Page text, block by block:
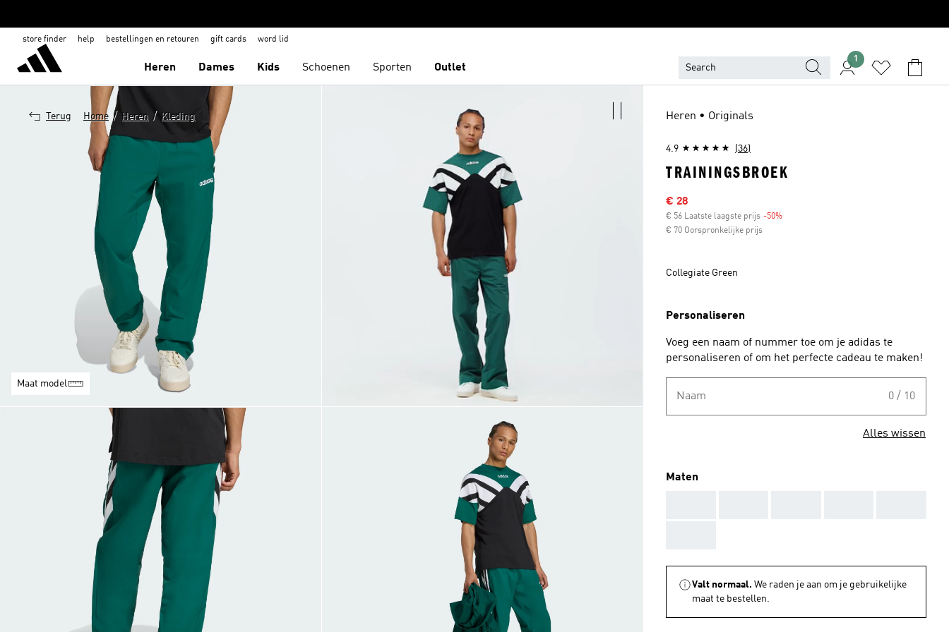
store finder help bestellingen en retouren gift cards word lid
Heren Dames Kids Schoenen Sporten Outlet
1
Terug Home / Heren / Kleding
Maat model
Heren • Originals
4.9 (36)
TRAININGSBROEK
Afgeprijsde prijs
€ 28
€ 56 Laatste laagste prijs -50%
€ 70 Oorspronkelijke prijs
Collegiate Green
Personaliseren
Voeg een naam of nummer toe om je adidas te
personaliseren of om het perfecte cadeau te maken!
Naam 0 / 10
Alles wissen
Maten
Valt normaal. We raden je aan om je gebruikelijke
maat te bestellen.